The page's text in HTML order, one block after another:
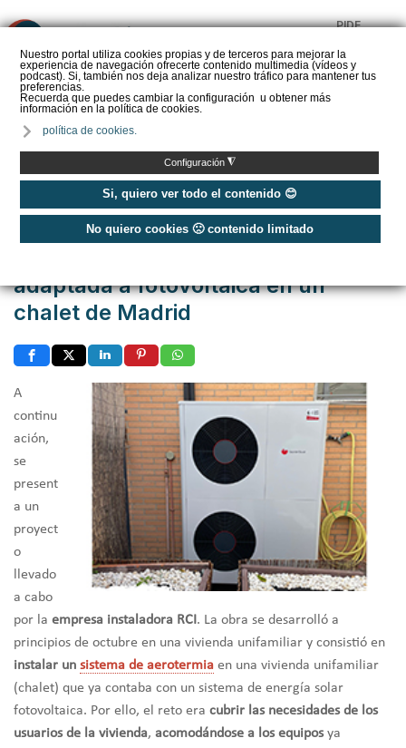
Nuestro portal utiliza cookies propias y de terceros para mejorar la
experiencia de navegación ofrecerte contenido multimedia (vídeos y
podcast). Si, también nos deja analizar nuestro tráfico para mantener tus
preferencias.
Recuerda que puedes cambiar la configuración u obtener más
información en la política de cookies.
política de cookies.
Configuración ◮
Si, quiero ver todo el contenido 😊
No quiero cookies 🙁 contenido limitado
PIDE
CALORYFRIO
Inicio
Caso de éxito - Aerotermia adaptada a fotovoltaica en un chalet de Madrid
Publicado: Miércoles, 11 Enero 2023 09:28
adaptada a fotovoltaica en un
chalet de Madrid
A
continu
ación,
se
present
a un
proyect
o
llevado
a cabo
por la empresa instaladora RCI . La obra se desarrolló a
principios de octubre en una vivienda unifamiliar y consistió en
instalar un sistema de aerotermia en una vivienda unifamiliar
(chalet) que ya contaba con un sistema de energía solar
fotovoltaica. Por ello, el reto era cubrir las necesidades de los
usuarios de la vivienda, acomodándose a los equiposya